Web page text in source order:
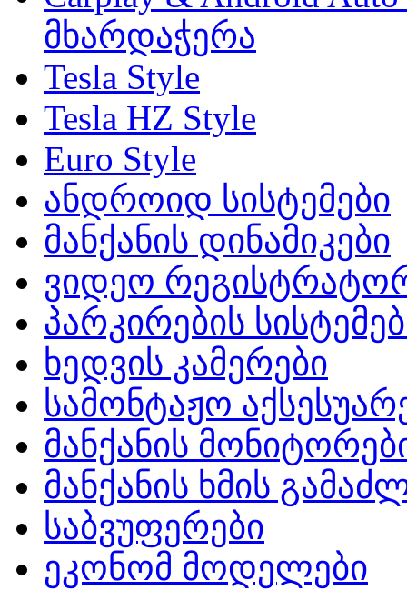
მხარდაჭერა
Tesla Style
Tesla HZ Style
Euro Style
ანდროიდ სისტემები
მანქანის დინამიკები
ვიდეო
პარკირების
ხედვის კამერები
სამონტაჟო
მანქანის
მანქანის ხმის
საბვუფერები
ეკონომ მოდელები